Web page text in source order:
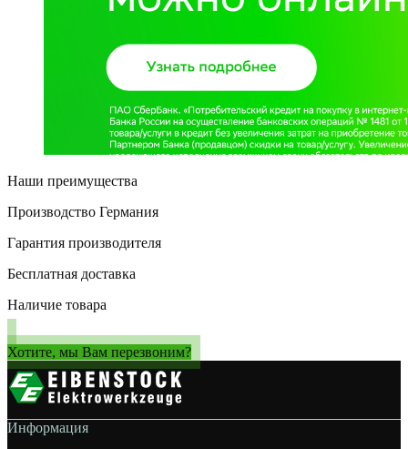
Наши преимущества
Производство Германия
Гарантия производителя
Бесплатная доставка
Наличие товара
Хотите, мы Вам перезвоним?
Информация